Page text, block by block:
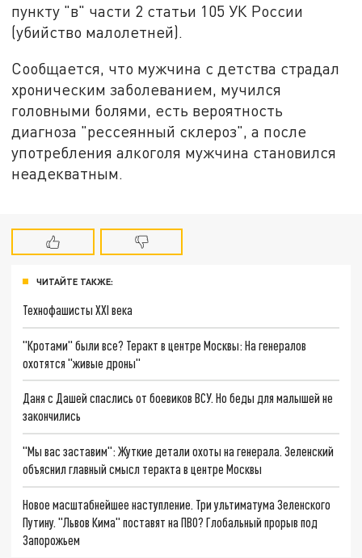
пункту "в" части 2 статьи 105 УК России
(убийство малолетней).
Сообщается, что мужчина с детства страдал
хроническим заболеванием, мучился
головными болями, есть вероятность
диагноза "рессеянный склероз", а после
употребления алкоголя мужчина становился
неадекватным.
ЧИТАЙТЕ ТАКЖЕ:
Технофашисты XXI века
"Кротами" были все? Теракт в центре Москвы: На генералов
охотятся "живые дроны"
Даня с Дашей спаслись от боевиков ВСУ. Но беды для малышей не
закончились
"Мы вас заставим": Жуткие детали охоты на генерала. Зеленский
объяснил главный смысл теракта в центре Москвы
Новое масштабнейшее наступление. Три ультиматума Зеленского
Путину. "Львов Кима" поставят на ПВО? Глобальный прорыв под
Запорожьем